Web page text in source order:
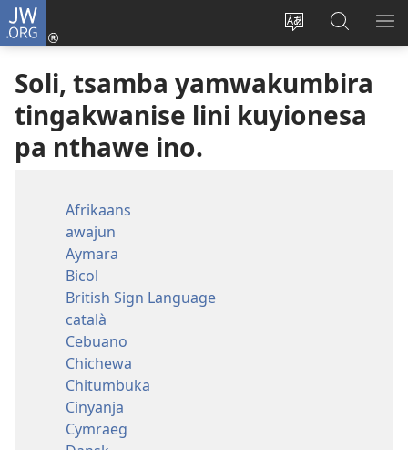
JW.ORG
Change
language
Log
new
window)
Tswagani
JW.ORG
Soli, tsamba yamwakumbira
tingakwanise lini kuyionesa
pa nthawe ino.
Afrikaans
awajun
Aymara
Bicol
British Sign Language
català
Cebuano
Chichewa
Chitumbuka
Cinyanja
Cymraeg